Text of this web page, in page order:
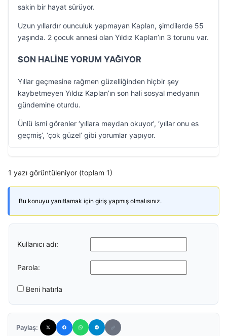
sakin bir hayat sürüyor.
Uzun yıllardır ounculuk yapmayan Kaplan, şimdilerde 55
yaşında. 2 çocuk annesi olan Yıldız Kaplan’ın 3 torunu var.
SON HALİNE YORUM YAĞIYOR
Yıllar geçmesine rağmen güzelliğinden hiçbir şey
kaybetmeyen Yıldız Kaplan’ın son hali sosyal medyanın
gündemine oturdu.
Ünlü ismi görenler ‘yıllara meydan okuyor’, ‘yıllar onu es
geçmiş’, ‘çok güzel’ gibi yorumlar yapıyor.
1 yazı görüntüleniyor (toplam 1)
Bu konuyu yanıtlamak için giriş yapmış olmalısınız.
Kullanıcı adı:
Parola:
Beni hatırla
Paylaş: